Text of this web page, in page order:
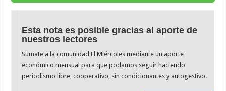
Esta nota es posible gracias al aporte de
nuestros lectores
Sumate a la comunidad El Miércoles mediante un aporte
económico mensual para que podamos seguir haciendo
periodismo libre, cooperativo, sin condicionantes y autogestivo.